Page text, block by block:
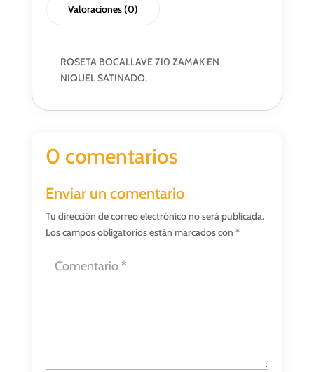
Valoraciones (0)
ROSETA BOCALLAVE 710 ZAMAK EN
NIQUEL SATINADO.
0 comentarios
Enviar un comentario
Tu dirección de correo electrónico no será publicada.
Los campos obligatorios están marcados con *